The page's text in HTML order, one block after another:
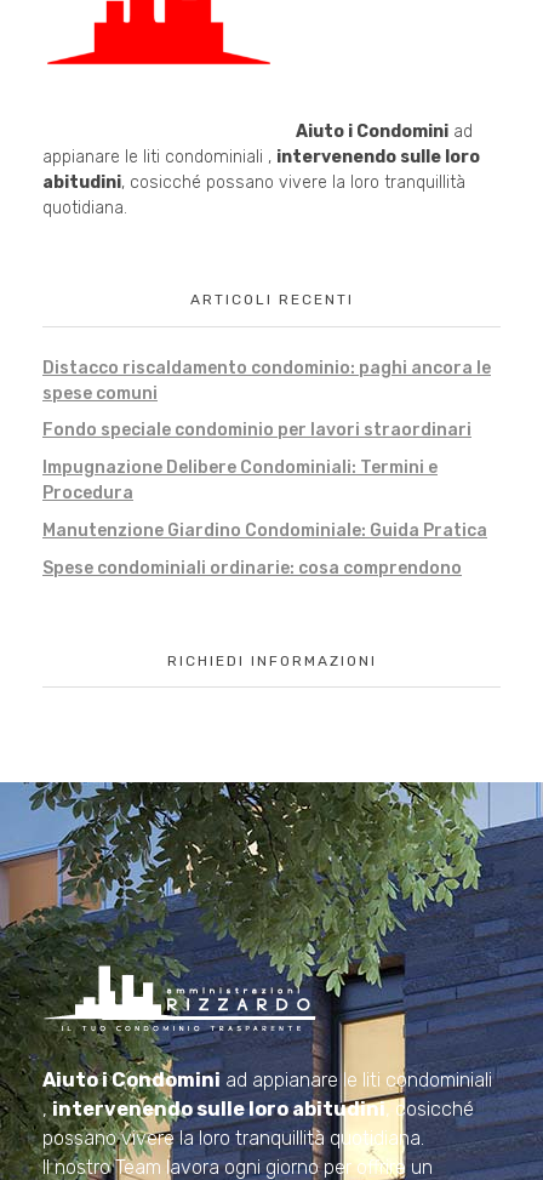
Aiuto i Condominiad
appianare le liti condominiali , intervenendo sulle loro
abitudini, cosicché possano vivere la loro tranquillità
quotidiana.
ARTICOLI RECENTI
Distacco riscaldamento condominio: paghi ancora le
spese comuni
Fondo speciale condominio per lavori straordinari
Impugnazione Delibere Condominiali: Termini e
Procedura
Manutenzione Giardino Condominiale: Guida Pratica
Spese condominiali ordinarie: cosa comprendono
RICHIEDI INFORMAZIONI
Amministrazioni Rizzardo
Il tuo condominio trasparente
Aiuto i Condominiad appianare le liti condominiali
,intervenendo sulle loro abitudini, cosicché
possano vivere la loro tranquillità quotidiana.
Il nostro Team lavora ogni giorno per offrire un